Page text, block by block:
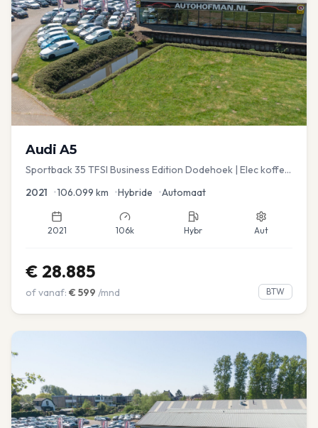
Audi A5
Sportback 35 TFSI Business Edition Dodehoek | Elec koffer
2021 •106.099 km •Hybride •Automaat
2021 106k Hybr Aut
€ 28.885
of vanaf: € 599 /mnd BTW